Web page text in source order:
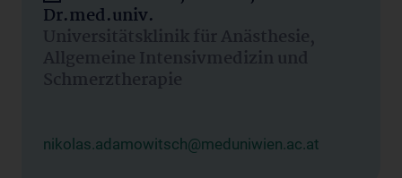
Dr.med.univ.
Universitätsklinik für Anästhesie,
Allgemeine Intensivmedizin und
Schmerztherapie
nikolas.adamowitsch@meduniwien.ac.at